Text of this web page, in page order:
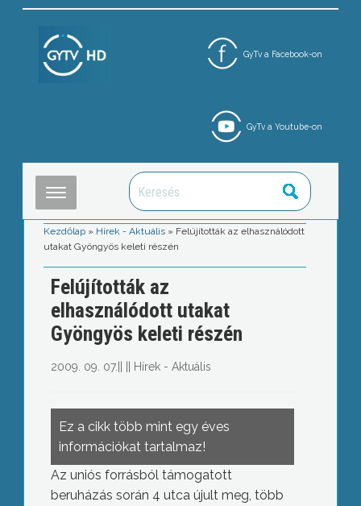
GyTv a Facebook-on
GyTv a Youtube-on
Kezdőlap » Hírek - Aktuális » Felújították az elhasználódott
utakat Gyöngyös keleti részén
Felújították az
elhasználódott utakat
Gyöngyös keleti részén
2009. 09. 07. Hírek - Aktuális
Ez a cikk több mint egy éves
információkat tartalmaz!
Az uniós forrásból támogatott
beruházás során 4 utca újult meg, több